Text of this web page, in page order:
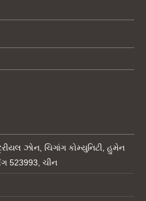
ઝોન, ચિગાંગ કોમ્યુનિટી, હુમેન
523993, ચીન